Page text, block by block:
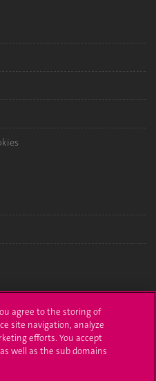
agree to the storing of
site navigation, analyze
efforts. You accept
well as the sub domains